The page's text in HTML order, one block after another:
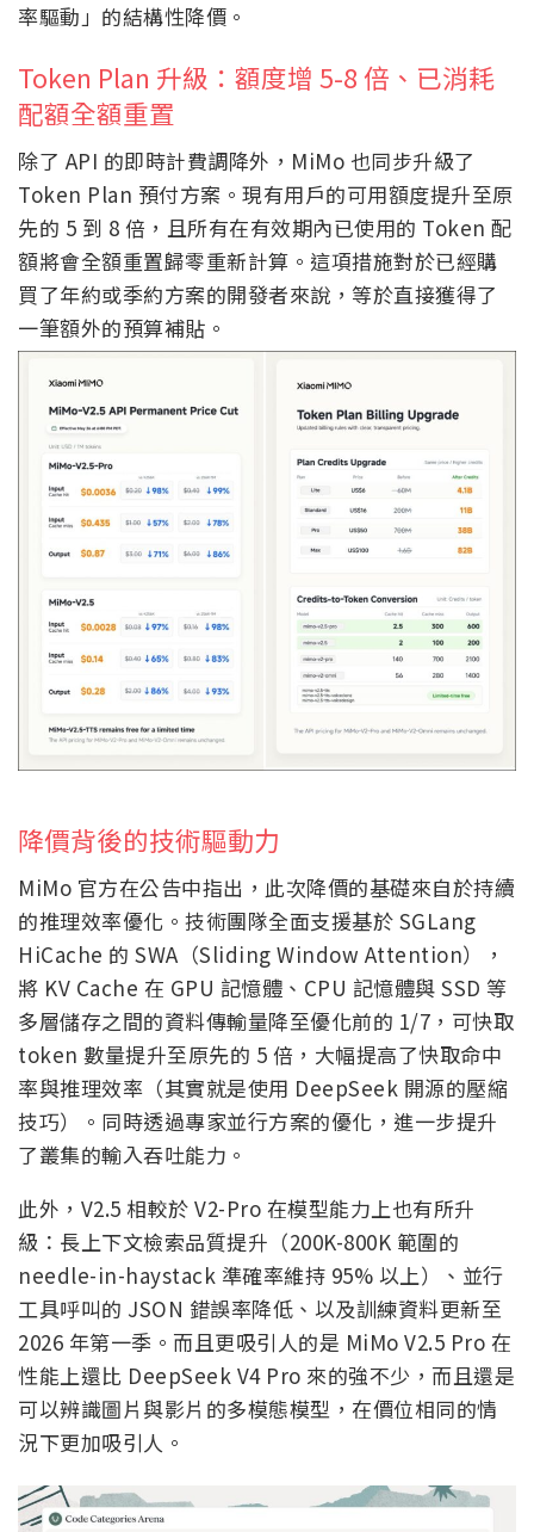
率驅動」的結構性降價。
Token Plan 升級：額度增 5-8 倍、已消耗
配額全額重置
除了 API 的即時計費調降外，MiMo 也同步升級了
Token Plan 預付方案。現有用戶的可用額度提升至原
先的 5 到 8 倍，且所有在有效期內已使用的 Token 配
額將會全額重置歸零重新計算。這項措施對於已經購
買了年約或季約方案的開發者來說，等於直接獲得了
一筆額外的預算補貼。
降價背後的技術驅動力
MiMo 官方在公告中指出，此次降價的基礎來自於持續
的推理效率優化。技術團隊全面支援基於 SGLang
HiCache 的 SWA（Sliding Window Attention），
將 KV Cache 在 GPU 記憶體、CPU 記憶體與 SSD 等
多層儲存之間的資料傳輸量降至優化前的 1/7，可快取
token 數量提升至原先的 5 倍，大幅提高了快取命中
率與推理效率（其實就是使用 DeepSeek 開源的壓縮
技巧）。同時透過專家並行方案的優化，進一步提升
了叢集的輸入吞吐能力。
此外，V2.5 相較於 V2-Pro 在模型能力上也有所升
級：長上下文檢索品質提升（200K-800K 範圍的
needle-in-haystack 準確率維持 95% 以上）、並行
工具呼叫的 JSON 錯誤率降低、以及訓練資料更新至
2026 年第一季。而且更吸引人的是 MiMo V2.5 Pro 在
性能上還比 DeepSeek V4 Pro 來的強不少，而且還是
可以辨識圖片與影片的多模態模型，在價位相同的情
況下更加吸引人。